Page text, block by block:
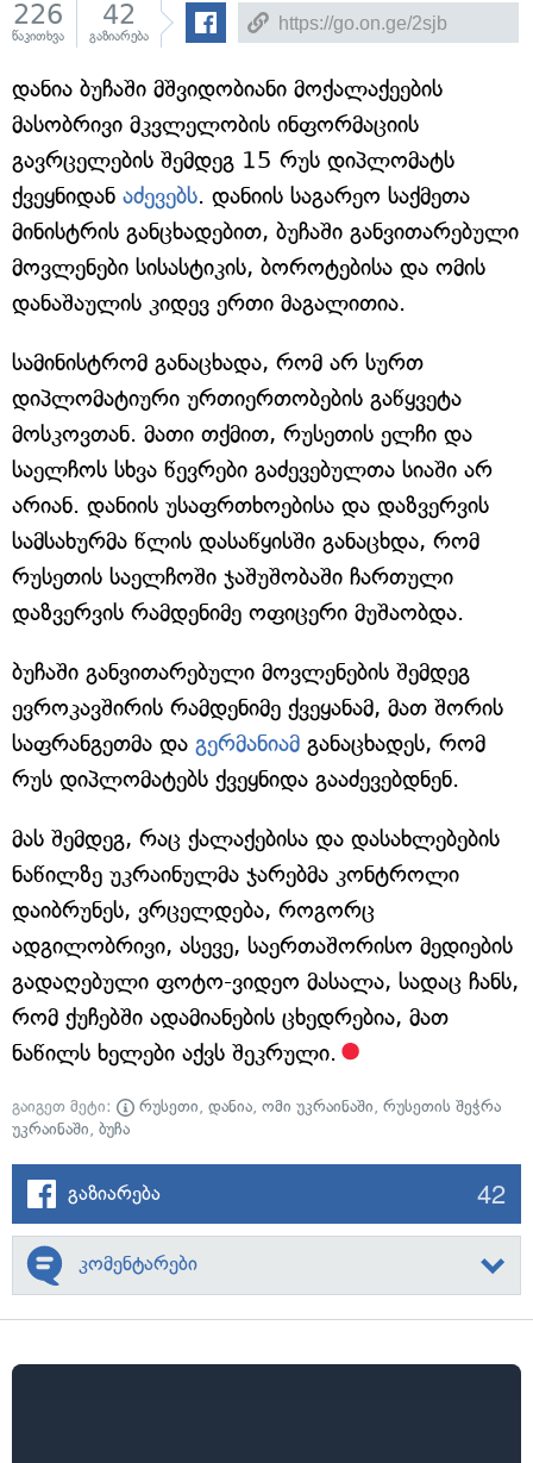
226
წაკითხვა
42
გაზიარება
დანია ბუჩაში მშვიდობიანი მოქალაქეების
მასობრივი მკვლელობის ინფორმაციის
გავრცელების შემდეგ 15 რუს დიპლომატს
ქვეყნიდან აძევებს. დანიის საგარეო საქმეთა
მინისტრის განცხადებით, ბუჩაში განვითარებული
მოვლენები სისასტიკის, ბოროტებისა და ომის
დანაშაულის კიდევ ერთი მაგალითია.
სამინისტრომ განაცხადა, რომ არ სურთ
დიპლომატიური ურთიერთობების გაწყვეტა
მოსკოვთან. მათი თქმით, რუსეთის ელჩი და
საელჩოს სხვა წევრები გაძევებულთა სიაში არ
არიან. დანიის უსაფრთხოებისა და დაზვერვის
სამსახურმა წლის დასაწყისში განაცხდა, რომ
რუსეთის საელჩოში ჯაშუშობაში ჩართული
დაზვერვის რამდენიმე ოფიცერი მუშაობდა.
ბუჩაში განვითარებული მოვლენების შემდეგ
ევროკავშირის რამდენიმე ქვეყანამ, მათ შორის
საფრანგეთმა და გერმანიამ განაცხადეს, რომ
რუს დიპლომატებს ქვეყნიდა გააძევებდნენ.
მას შემდეგ, რაც ქალაქებისა და დასახლებების
ნაწილზე უკრაინულმა ჯარებმა კონტროლი
დაიბრუნეს, ვრცელდება, როგორც
ადგილობრივი, ასევე, საერთაშორისო მედიების
გადაღებული ფოტო-ვიდეო მასალა, სადაც ჩანს,
რომ ქუჩებში ადამიანების ცხედრებია, მათ
ნაწილს ხელები აქვს შეკრული.
გაიგეთ მეტი: რუსეთი, დანია, ომი უკრაინაში, რუსეთის შეჭრა
უკრაინაში, ბუჩა
გაზიარება 42
კომენტარები